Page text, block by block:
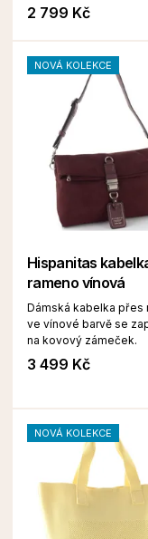
2 799 Kč
NOVÁ KOLEKCE
Hispanitas
rameno vínová
Dámská kabelka přes
ve vínové barvě se
na kovový zámeček.
3 499 Kč
NOVÁ KOLEKCE